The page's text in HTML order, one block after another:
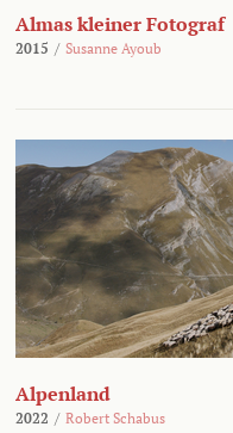
Almas kleiner Fotograf
2015 / Susanne Ayoub
Alpenland
2022 / Robert Schabus